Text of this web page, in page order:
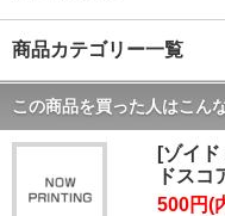
商品カテゴリー一覧
この商品を買った人はこん
[ゾイ
ドス
500円(